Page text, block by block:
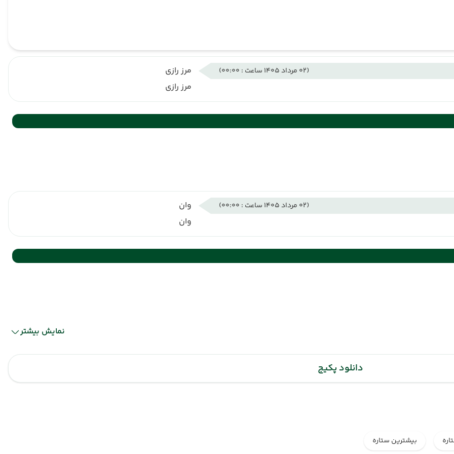
(02 مرداد 1405 ساعت : 00:00)
مرز رازی
مرز رازی
(02 مرداد 1405 ساعت : 00:00)
وان
وان
نمایش بیشتر
خوی
دانلود پکیج
بیشترین ستاره